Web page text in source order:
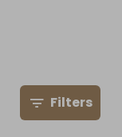
Filters